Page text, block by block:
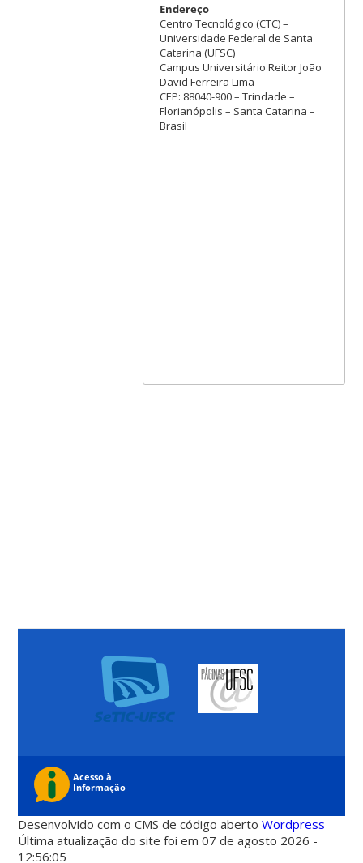
Endereço
Centro Tecnológico (CTC) –
Universidade Federal de Santa
Catarina (UFSC)
Campus Universitário Reitor João
David Ferreira Lima
CEP: 88040-900 – Trindade –
Florianópolis – Santa Catarina –
Brasil
Desenvolvido com o CMS de código abertoWordpress
Última atualização do site foi em 07 de agosto 2026 -
12:56:05